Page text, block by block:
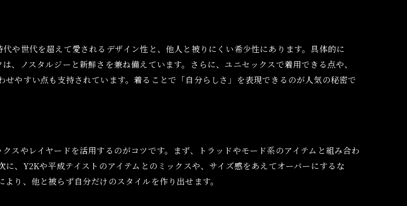
着キャラクターTシャツの投資的視点を持つ
アニメTの価値を見極めるための基準
メtシャツ専門店で掘り出し物を見つけるコツ
メtシャツ古着コーデのアイデアと実例紹介
ムTシャツ古着をおしゃれに着こなすコツ
アニメtシャツで作る自分だけのスタイル
や世代を超えて愛されるデザイン性と、他人と被りにくい希少性にあります。具体的に
、ノスタルジーと新鮮さを兼ね備えています。さらに、ユニセックスで着用できる点や、
やすい点も支持されています。着ることで「自分らしさ」を表現できるのが人気の秘密で
スやレイヤードを活用するのがコツです。まず、トラッドやモード系のアイテムと組み合わ
、Y2Kや平成テイストのアイテムとのミックスや、サイズ感をあえてオーバーにするな
り、他と被らず自分だけのスタイルを作り出せます。